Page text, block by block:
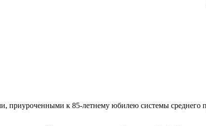
приуроченными к 85-летнему юбилею системы среднего